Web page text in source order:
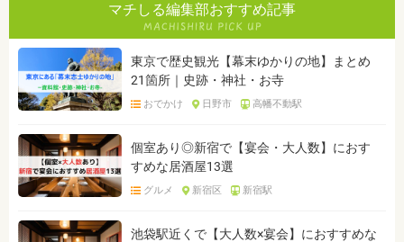
マチしる編集部おすすめ記事
東京で歴史観光【幕末ゆかりの地】まとめ
21箇所｜史跡・神社・お寺
おでかけ 日野市 高幡不動駅
個室あり◎新宿で【宴会・大人数】におす
すめな居酒屋13選
グルメ 新宿区 新宿駅
池袋駅近くで【大人数×宴会】におすすめな